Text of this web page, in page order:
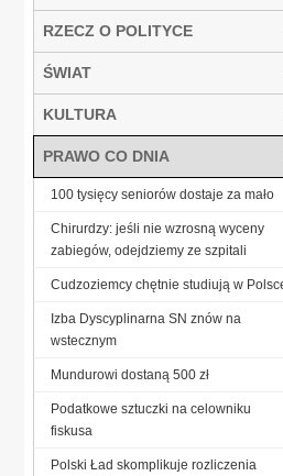
RZECZ O POLITYCE
ŚWIAT
KULTURA
PRAWO CO DNIA
100 tysięcy seniorów dostaje za mało
Chirurdzy: jeśli nie wzrosną wyceny
zabiegów, odejdziemy ze szpitali
Cudzoziemcy chętnie studiują w
Izba Dyscyplinarna SN znów na
wstecznym
Mundurowi dostaną 500 zł
Podatkowe sztuczki na celowniku
fiskusa
Polski Ład skomplikuje rozliczenia